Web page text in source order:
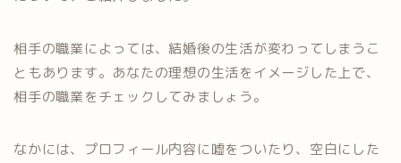
相手の職業によっては、結婚後の生活が変わってしまうこ
ともあります。あなたの理想の生活をイメージした上で、
相手の職業をチェックしてみましょう。
なかには、プロフィール内容に嘘をついたり、空白にした